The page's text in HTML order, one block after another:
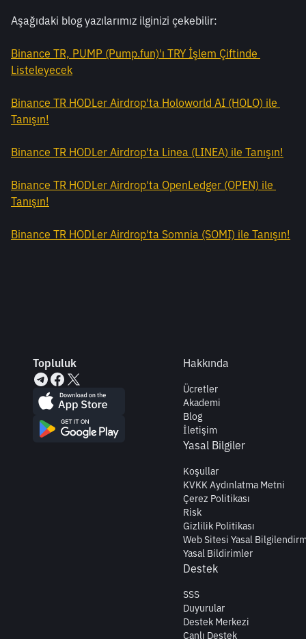
Aşağıdaki blog yazılarımız ilginizi çekebilir:
Binance TR, PUMP (Pump.fun)'ı TRY İşlem Çiftinde
Listeleyecek
Binance TR HODLer Airdrop'ta Holoworld AI (HOLO) ile
Tanışın!
Binance TR HODLer Airdrop'ta Linea (LINEA) ile Tanışın!
Binance TR HODLer Airdrop'ta OpenLedger (OPEN) ile
Tanışın!
Binance TR HODLer Airdrop'ta Somnia (SOMI) ile Tanışın!
Topluluk Hakkında
Ücretler
Akademi
Blog
İletişim
Yasal Bilgiler
Koşullar
KVKK Aydınlatma Metni
Çerez Politikası
Risk
Gizlilik Politikası
Web Sitesi Yasal
Yasal Bildirimler
Destek
SSS
Duyurular
Destek Merkezi
Canlı Destek